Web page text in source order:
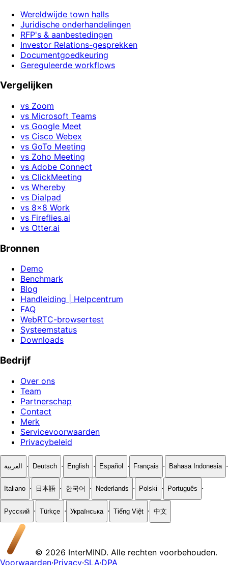
Wereldwijde town halls
Juridische onderhandelingen
RFP's & aanbestedingen
Investor Relations-gesprekken
Documentgoedkeuring
Gereguleerde workflows
Vergelijken
vs Zoom
vs Microsoft Teams
vs Google Meet
vs Cisco Webex
vs GoTo Meeting
vs Zoho Meeting
vs Adobe Connect
vs ClickMeeting
vs Whereby
vs Dialpad
vs 8x8 Work
vs Fireflies.ai
vs Otter.ai
Bronnen
Demo
Benchmark
Blog
Handleiding | Helpcentrum
FAQ
WebRTC-browsertest
Systeemstatus
Downloads
Bedrijf
Over ons
Team
Partnerschap
Contact
Merk
Servicevoorwaarden
Privacybeleid
العربية · Deutsch · English · Español · Français · Bahasa Indonesia ·
Italiano · 日本語 · 한국어 · Nederlands · Polski · Português ·
Русский · Türkçe · Українська · Tiếng Việt · 中文
© 2026 InterMIND. Alle rechten voorbehouden.
Voorwaarden·Privacy·SLA·DPA